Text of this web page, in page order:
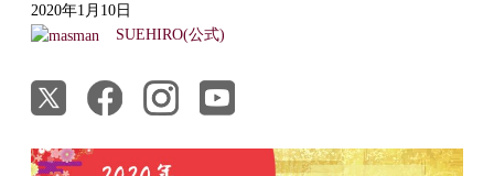
2020年1月10日
SUEHIRO(公式)